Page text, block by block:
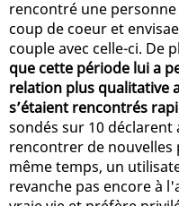
rencontré une
coup de coeur et
couple avec celle-ci. De
que cette période lui a
relation plus qualitative
s’étaient rencontrés
sondés sur 10
rencontrer de nouvelles
même temps, un
revanche pas encore à